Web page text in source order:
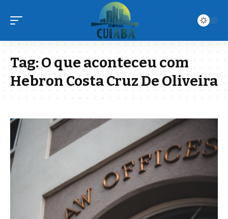
Tag:O que aconteceu com
Hebron Costa Cruz De Oliveira